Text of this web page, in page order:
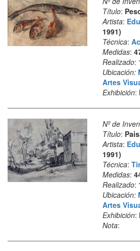
Título:
Artista:
1991)
Técnica:
Medidas:
Realizado:
Ubicación:
Artes
Exhibición:
Nº de
Título:
Artista:
1991)
Técnica:
Medidas:
Realizado:
Ubicación:
Artes
Exhibición:
Nota: